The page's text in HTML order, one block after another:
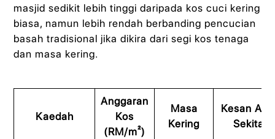
masjid sedikit lebih tinggi daripada kos cuci kering
biasa, namun lebih rendah berbanding pencucian
basah tradisional jika dikira dari segi kos tenaga
dan masa kering.
Kaedah
Anggaran
Kos
(RM/m²)
Masa
Kering
Kesan
Sekitar